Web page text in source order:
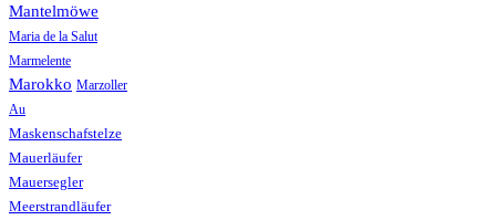
Mantelmöwe
Maria de la Salut
Marmelente
Marokko Marzoller
Au
Maskenschafstelze
Mauerläufer
Mauersegler
Meerstrandläufer